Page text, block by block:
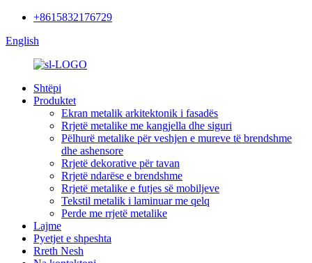
+8615832176729
English
Shtëpi
Produktet
Ekran metalik arkitektonik i fasadës
Rrjetë metalike me kangjella dhe siguri
Pëlhurë metalike për veshjen e mureve të brendshme
dhe ashensore
Rrjetë dekorative për tavan
Rrjetë ndarëse e brendshme
Rrjetë metalike e futjes së mobiljeve
Tekstil metalik i laminuar me qelq
Perde me rrjetë metalike
Lajme
Pyetjet e shpeshta
Rreth Nesh